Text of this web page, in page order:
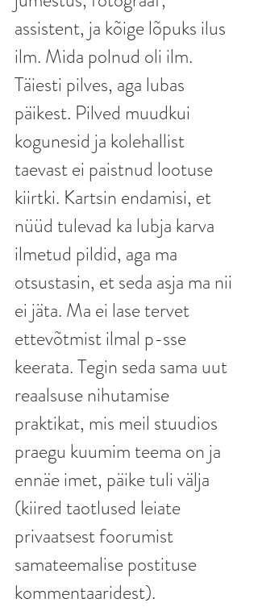
assistent, ja kõige lõpuks ilus
ilm. Mida polnud oli ilm.
Täiesti pilves, aga lubas
päikest. Pilved muudkui
kogunesid ja kolehallist
taevast ei paistnud lootuse
kiirtki. Kartsin endamisi, et
nüüd tulevad ka lubja karva
ilmetud pildid, aga ma
otsustasin, et seda asja ma nii
ei jäta. Ma ei lase tervet
ettevõtmist ilmal p-sse
keerata. Tegin seda sama uut
reaalsuse nihutamise
praktikat, mis meil stuudios
praegu kuumim teema on ja
ennäe imet, päike tuli välja
(kiired taotlused leiate
privaatsest foorumist
samateemalise postituse
kommentaaridest).